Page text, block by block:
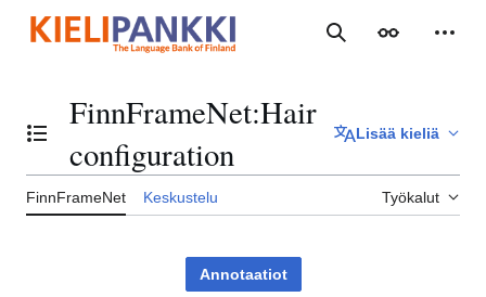
sisältöön
Haku Ulkoasu
Vaihda sisällysluettelo
FinnFrameNet:Hair
configuration
Lisää kieliä
FinnFrameNet Keskustelu Työkalut
Annotaatiot